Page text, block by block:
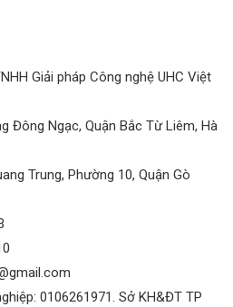
Giải pháp Công nghệ UHC Việt
Đông Ngạc, Quận Bắc Từ Liêm, Hà
Trung, Phường 10, Quận Gò
0106261971. Sở KH&ĐT TP